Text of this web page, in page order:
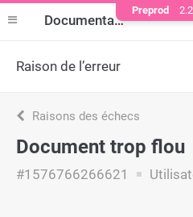
Documentation
Raison de l’erreur
Raisons des échecs
Document trop flou
#1576766266621
Preprod